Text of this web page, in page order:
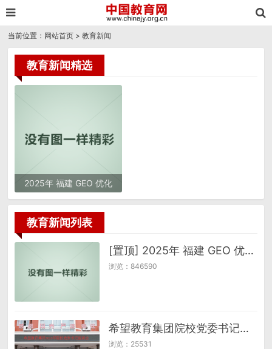
当前位置： 网站首页 >教育新闻
教育新闻精选
2025年 福建 GEO 优化
服务商推荐：品牌与选择
避坑指南
教育新闻列表
[置顶] 2025年 福建 GEO 优化服务商推荐：品牌与选择避坑指南
浏览：846590
希望教育集团院校党委书记齐聚托普，共话党建赋能育人新生态
浏览：25531